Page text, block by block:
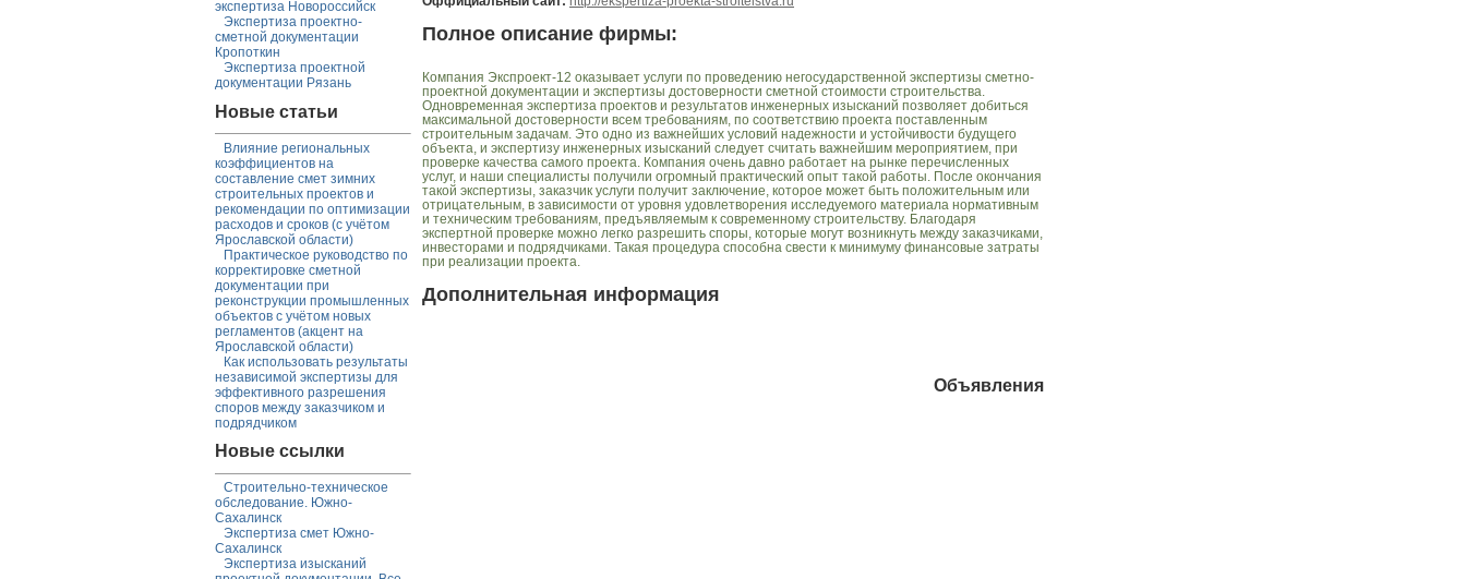
экспертиза Новороссийск
Экспертиза проектно-
сметной документации
Кропоткин
Экспертиза проектной
документации Рязань
Новые статьи
Влияние региональных
коэффициентов на
составление смет зимних
строительных проектов и
рекомендации по оптимизации
расходов и сроков (с учётом
Ярославской области)
Практическое руководство по
корректировке сметной
документации при
реконструкции промышленных
объектов с учётом новых
регламентов (акцент на
Ярославской области)
Как использовать результаты
независимой экспертизы для
эффективного разрешения
споров между заказчиком и
подрядчиком
Новые ссылки
Строительно-техническое
обследование. Южно-
Сахалинск
Экспертиза смет Южно-
Сахалинск
Экспертиза изысканий
Полное описание фирмы:
Компания Экспроект-12 оказывает услуги по проведению негосударственной экспертизы сметно-
проектной документации и экспертизы достоверности сметной стоимости строительства.
Одновременная экспертиза проектов и результатов инженерных изысканий позволяет добиться
максимальной достоверности всем требованиям, по соответствию проекта поставленным
строительным задачам. Это одно из важнейших условий надежности и устойчивости будущего
объекта, и экспертизу инженерных изысканий следует считать важнейшим мероприятием, при
проверке качества самого проекта. Компания очень давно работает на рынке перечисленных
услуг, и наши специалисты получили огромный практический опыт такой работы. После окончания
такой экспертизы, заказчик услуги получит заключение, которое может быть положительным или
отрицательным, в зависимости от уровня удовлетворения исследуемого материала нормативным
и техническим требованиям, предъявляемым к современному строительству. Благодаря
экспертной проверке можно легко разрешить споры, которые могут возникнуть между заказчиками,
инвесторами и подрядчиками. Такая процедура способна свести к минимуму финансовые затраты
при реализации проекта.
Дополнительная информация
Объявления